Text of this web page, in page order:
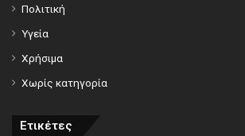
Πολιτική
Υγεία
Χρήσιμα
Χωρίς κατηγορία
Ετικέτες